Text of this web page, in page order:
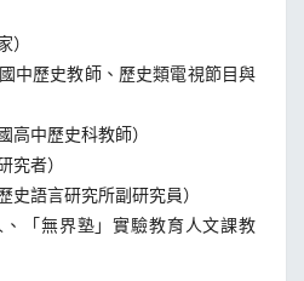
歷史教師、歷史類電視節目與
中歷史科教師）
者）
語言研究所副研究員）
「無界塾」實驗教育人文課教